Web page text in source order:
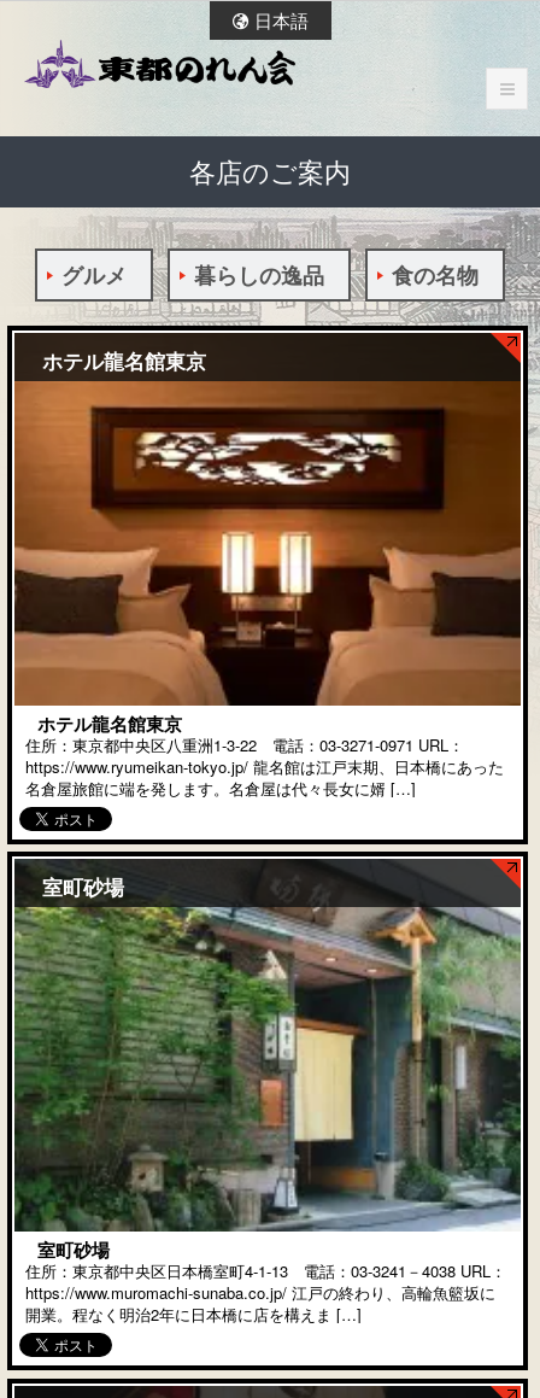
日本語
各店のご案内
グルメ 暮らしの逸品 食の名物
ホテル龍名館東京
ホテル龍名館東京
住所：東京都中央区八重洲1-3-22 電話：03-3271-0971 URL：
https://www.ryumeikan-tokyo.jp/ 龍名館は江戸末期、日本橋にあった
名倉屋旅館に端を発します。名倉屋は代々長女に婿 […]
室町砂場
室町砂場
住所：東京都中央区日本橋室町4‐1‐13 電話：03‐3241－4038 URL：
https://www.muromachi-sunaba.co.jp/ 江戸の終わり、高輪魚籃坂に
開業。程なく明治2年に日本橋に店を構えま […]